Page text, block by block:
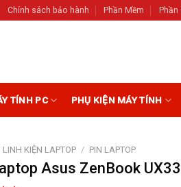
Chính sách bảo hành Phần Mềm Phần
TÍNH PC PHỤ KIỆN MÁY TÍNH
LINH KIỆN LAPTOP / PIN LAPTOP
Asus ZenBook